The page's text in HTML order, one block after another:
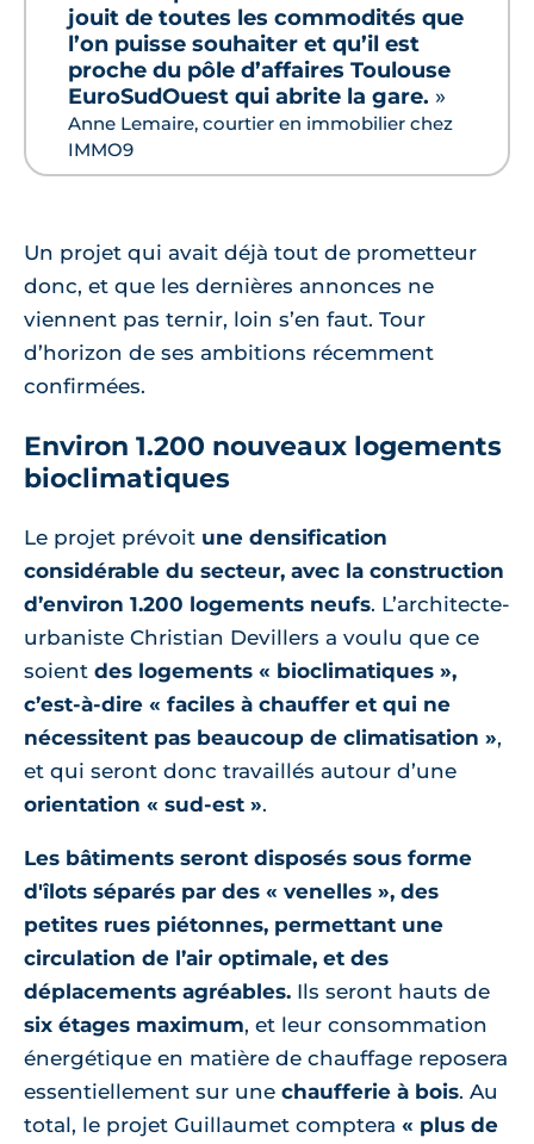
jouit de toutes les commodités que
l’on puisse souhaiter et qu’il est
proche du pôle d’affaires Toulouse
EuroSudOuest qui abrite la gare. »
Anne Lemaire, courtier en immobilier chez
IMMO9
Un projet qui avait déjà tout de prometteur
donc, et que les dernières annonces ne
viennent pas ternir, loin s’en faut. Tour
d’horizon de ses ambitions récemment
confirmées.
Environ 1.200 nouveaux logements
bioclimatiques
Le projet prévoit une densification
considérable du secteur, avec la construction
d’environ 1.200 logements neufs. L’architecte-
urbaniste Christian Devillers a voulu que ce
soient des logements « bioclimatiques »,
c’est-à-dire « faciles à chauffer et qui ne
nécessitent pas beaucoup de climatisation »,
et qui seront donc travaillés autour d’une
orientation « sud-est ».
Les bâtiments seront disposés sous forme
d'îlots séparés par des « venelles », des
petites rues piétonnes, permettant une
circulation de l’air optimale, et des
déplacements agréables. Ils seront hauts de
six étages maximum, et leur consommation
énergétique en matière de chauffage reposera
essentiellement sur une chaufferie à bois. Au
total, le projet Guillaumet comptera « plus de